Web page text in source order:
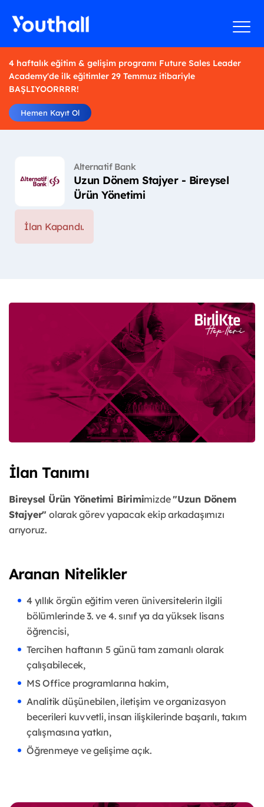
4 haftalık eğitim & gelişim programı Future Sales Leader
Academy'de ilk eğitimler 29 Temmuz itibariyle
BAŞLIYOORRRR!
Hemen Kayıt Ol
Alternatif Bank
Uzun Dönem Stajyer - Bireysel
Ürün Yönetimi
İlan Kapandı.
İlan Tanımı
Bireysel Ürün Yönetimi Birimimizde"Uzun Dönem
Stajyer" olarak görev yapacak ekip arkadaşımızı
arıyoruz.
Aranan Nitelikler
4 yıllık örgün eğitim veren üniversitelerin ilgili
bölümlerinde 3. ve 4. sınıf ya da yüksek lisans
öğrencisi,
Tercihen haftanın 5 günü tam zamanlı olarak
çalışabilecek,
MS Office programlarına hakim,
Analitik düşünebilen, iletişim ve organizasyon
becerileri kuvvetli, insan ilişkilerinde başarılı, takım
çalışmasına yatkın,
Öğrenmeye ve gelişime açık.